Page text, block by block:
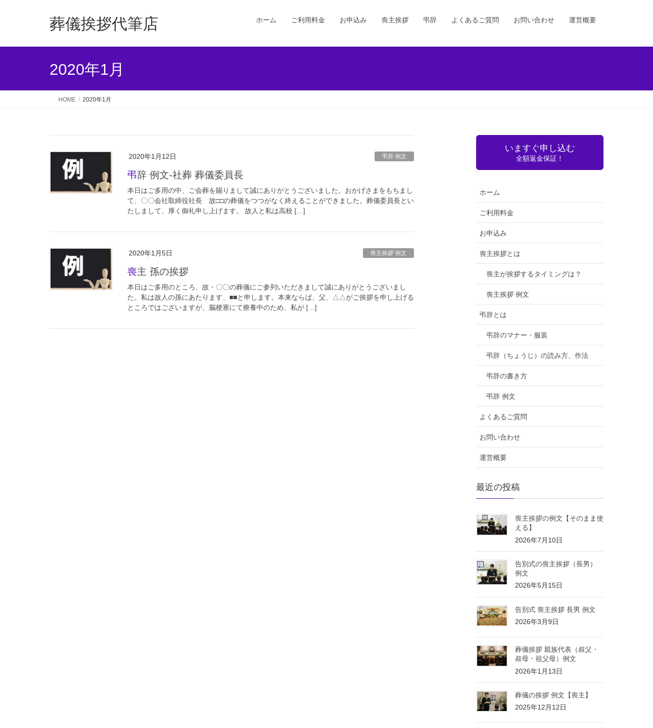
葬儀挨拶代筆店 ホーム ご利用料金 お申込み 喪主挨拶 弔辞 よくあるご質問 お問い合わせ 運営概要
2020年1月
HOME 2020年1月
2020年1月12日 弔辞 例文
弔辞 例文-社葬 葬儀委員長
本日はご多用の中、ご会葬を賜りまして誠にありがとうございました。おかげさまをもちまし
て、〇〇会社取締役社長 故□□の葬儀をつつがなく終えることができました。葬儀委員長とい
たしまして、厚く御礼申し上げます。 故人と私は高校 […]
2020年1月5日 喪主挨拶 例文
喪主 孫の挨拶
本日はご多用のところ、故・〇〇の葬儀にご参列いただきまして誠にありがとうございまし
た。私は故人の孫にあたります、■■と申します。本来ならば、父、△△がご挨拶を申し上げる
ところではございますが、脳梗塞にて療養中のため、私が […]
いますぐ申し込む
全額返金保証！
ホーム
ご利用料金
お申込み
喪主挨拶とは
喪主が挨拶するタイミングは？
喪主挨拶 例文
弔辞とは
弔辞のマナー・服装
弔辞（ちょうじ）の読み方、作法
弔辞の書き方
弔辞 例文
よくあるご質問
お問い合わせ
運営概要
最近の投稿
喪主挨拶の例文【そのまま使
える】
2026年7月10日
告別式の喪主挨拶（長男）
例文
2026年5月15日
告別式 喪主挨拶 長男 例文
2026年3月9日
葬儀挨拶 親族代表（叔父・
叔母・祖父母）例文
2026年1月13日
葬儀の挨拶 例文【喪主】
2025年12月12日